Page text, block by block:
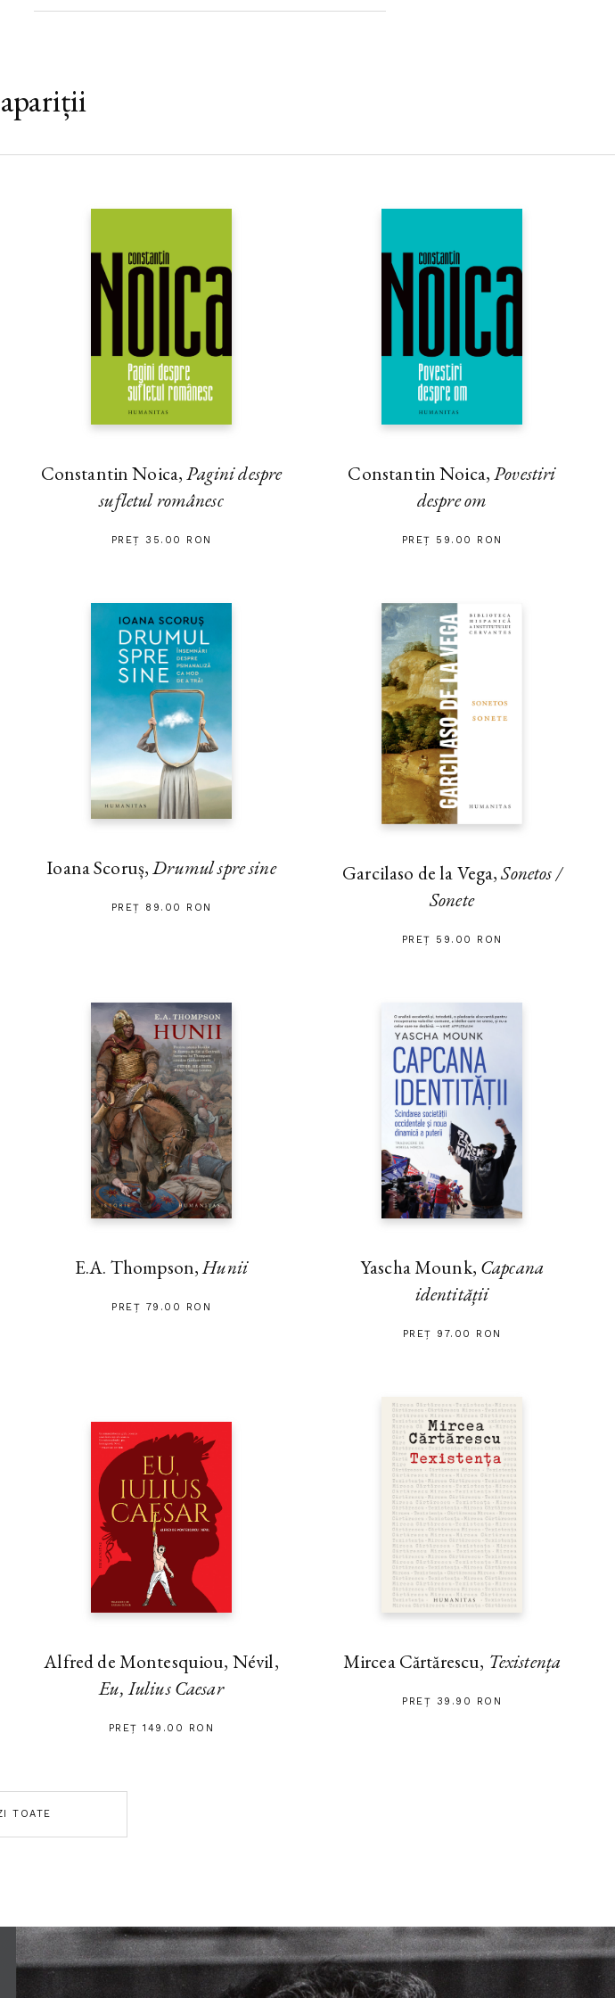
Constantin Noica,Pagini despre
sufletul românesc
PREȚ 35.00 RON
Constantin Noica,Povestiri
despre om
PREȚ 59.00 RON
Ioana Scoruș,Drumul spre sine
PREȚ 89.00 RON
Garcilaso de la Vega,Sonetos /
Sonete
PREȚ 59.00 RON
E.A. Thompson,Hunii
PREȚ 79.00 RON
Yascha Mounk, Capcana
identității
PREȚ 97.00 RON
Alfred de Montesquiou, Névil,
Eu, Iulius Caesar
PREȚ 149.00 RON
Mircea Cărtărescu, Texistența
PREȚ 39.90 RON
TOATE